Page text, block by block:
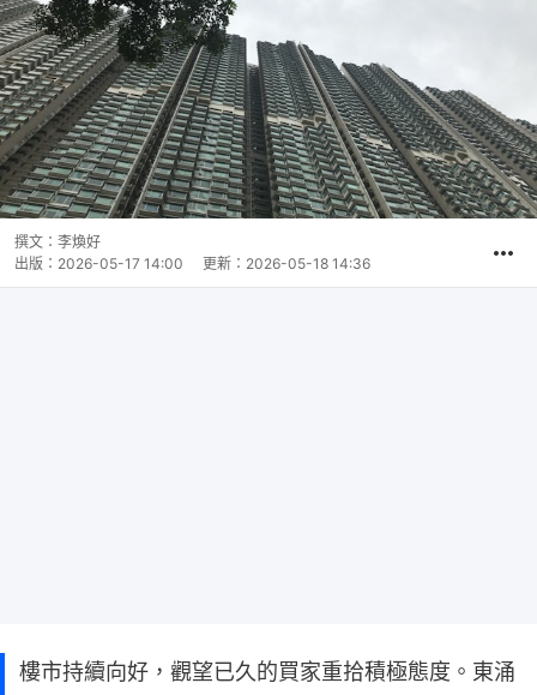
撰文： 李煥好
出版： 2026-05-17 14:00 更新： 2026-05-18 14:36
樓市持續向好，觀望已久的買家重拾積極態度。東涌